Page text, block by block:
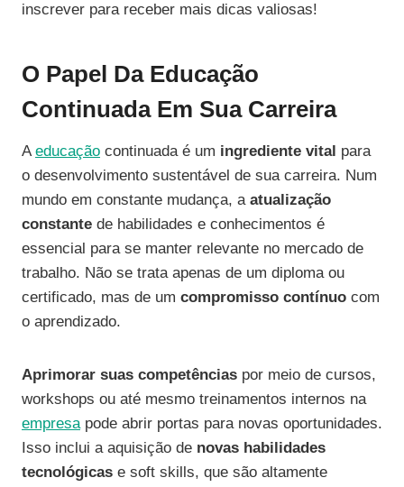
inscrever para receber mais dicas valiosas!
O Papel Da Educação
Continuada Em Sua Carreira
Aeducação continuada é um ingrediente vital para
o desenvolvimento sustentável de sua carreira. Num
mundo em constante mudança, a atualização
constante de habilidades e conhecimentos é
essencial para se manter relevante no mercado de
trabalho. Não se trata apenas de um diploma ou
certificado, mas de um compromisso contínuo com
o aprendizado.
Aprimorar suas competências por meio de cursos,
workshops ou até mesmo treinamentos internos na
empresapode abrir portas para novas oportunidades.
Isso inclui a aquisição de novas habilidades
tecnológicas e soft skills, que são altamente